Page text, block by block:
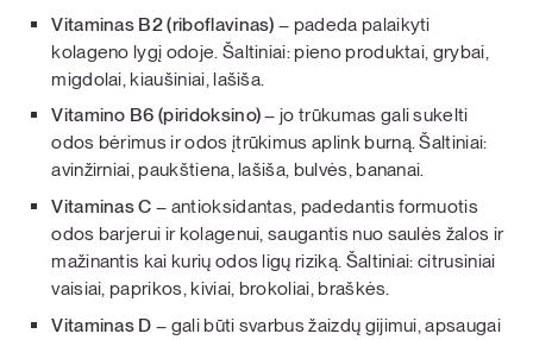
Vitaminas B2 (riboflavinas) – padeda palaikyti
kolageno lygį odoje. Šaltiniai: pieno produktai, grybai,
migdolai, kiaušiniai, lašiša.
Vitamino B6 (piridoksino)– jo trūkumas gali sukelti
odos bėrimus ir odos įtrūkimus aplink burną. Šaltiniai:
avinžirniai, paukštiena, lašiša, bulvės, bananai.
Vitaminas C – antioksidantas, padedantis formuotis
odos barjerui ir kolagenui, saugantis nuo saulės žalos ir
mažinantis kai kurių odos ligų riziką. Šaltiniai: citrusiniai
vaisiai, paprikos, kiviai, brokoliai, braškės.
Vitaminas D – gali būti svarbus žaizdų gijimui, apsaugai